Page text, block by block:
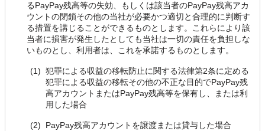
るPayPay残高等の失効、もしくは該当者のPayPay残高アカ
ウントの閉鎖その他の当社が必要かつ適切と合理的に判断す
る措置を講じることができるものとします。これらにより該
当者に損害が発生したとしても当社は一切の責任を負担しな
いものとし、利用者は、これを承諾するものとします。
(1) 犯罪による収益の移転防止に関する法律第2条に定める
犯罪による収益の移転その他の不正な目的でPayPay残
高アカウントまたはPayPay残高等を保有し、または利
用した場合
(2) PayPay残高アカウントを譲渡または貸与した場合